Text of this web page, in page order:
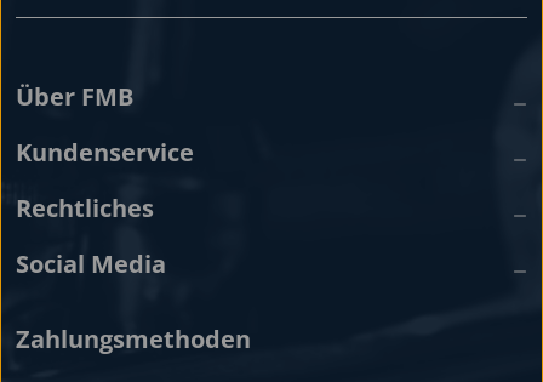
Über FMB
Kundenservice
Rechtliches
Social Media
Zahlungsmethoden